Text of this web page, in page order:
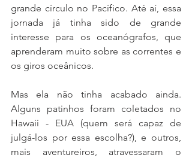
grande círculo no Pacífico. Até aí, essa
jornada já tinha sido de grande
interesse para os oceanógrafos, que
aprenderam muito sobre as correntes e
os giros oceânicos.
Mas ela não tinha acabado ainda.
Alguns patinhos foram coletados no
Hawaii - EUA (quem será capaz de
julgá-los por essa escolha?), e outros,
mais aventureiros, atravessaram o